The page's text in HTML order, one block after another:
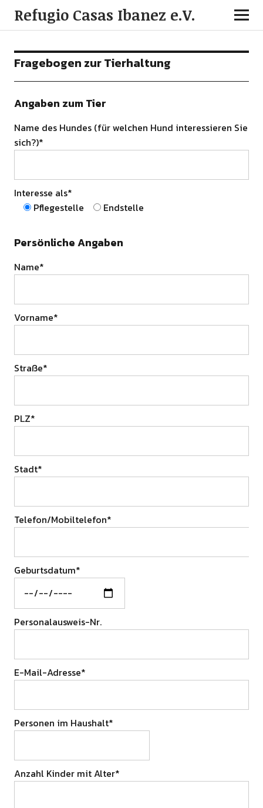
Refugio Casas Ibanez e.V.
Fragebogen zur Tierhaltung
Angaben zum Tier
Name des Hundes (für welchen Hund interessieren Sie
sich?)*
Interesse als*
Pflegestelle
Endstelle
Persönliche Angaben
Name*
Vorname*
Straße*
PLZ*
Stadt*
Telefon/Mobiltelefon*
Geburtsdatum*
Personalausweis-Nr.
E-Mail-Adresse*
Personen im Haushalt*
Anzahl Kinder mit Alter*